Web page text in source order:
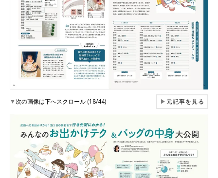
▼次の画像は下へスクロール (18/44) ▶元記事を見る